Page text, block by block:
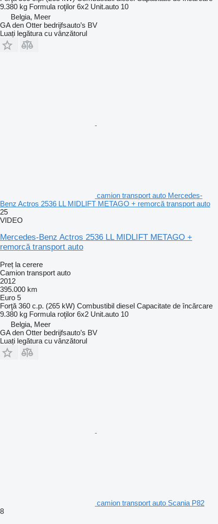
9.380 kg Formula roţilor 6x2 Unit.auto 10
Belgia, Meer
GA den Otter bedrijfsauto’s BV
Luați legătura cu vânzătorul
camion transport auto Mercedes-
Benz Actros 2536 LL MIDLIFT METAGO + remorcă transport auto
25
VIDEO
Mercedes-Benz Actros 2536 LL MIDLIFT METAGO +
remorcă transport auto
Preț la cerere
Camion transport auto
2012
395.000 km
Euro 5
Forţă 360 c.p. (265 kW) Combustibil diesel Capacitate de încărcare
9.380 kg Formula roţilor 6x2 Unit.auto 10
Belgia, Meer
GA den Otter bedrijfsauto’s BV
Luați legătura cu vânzătorul
camion transport auto Scania P82
8